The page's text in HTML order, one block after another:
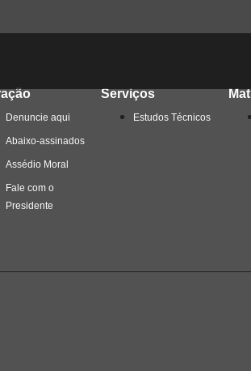
Denuncie aqui
Abaixo-assinados
Assédio Moral
Fale com o
Presidente
Serviços
Estudos Técnicos